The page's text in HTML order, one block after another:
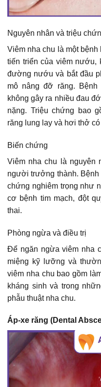
Nguyên nhân và triệu
Viêm nha chu là một
tiến triển của viêm nướu,
đường nướu và bắt đầu
mô nâng đỡ răng.
không gây ra nhiều đau
nặng. Triệu chứng bao
răng lung lay và hơi thở
Biến chứng
Viêm nha chu là nguyên
người trưởng thành. Bệnh
chứng nghiêm trọng như
cơ bệnh tim mạch, đột
thai.
Phòng ngừa và điều trị
Để ngăn ngừa viêm nha
miệng kỹ lưỡng và
viêm nha chu bao gồm
kháng sinh và trong
phẫu thuật nha chu.
Áp-xe răng (Dental